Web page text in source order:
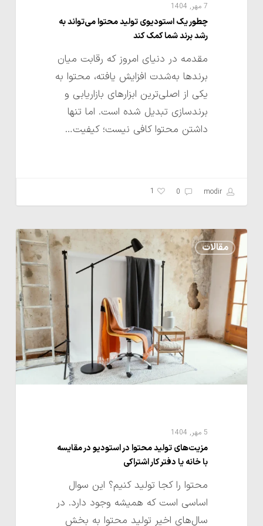
7 مهر, 1404
چطور یک استودیوی تولید محتوا می‌تواند به
رشد برند شما کمک کند
مقدمه در دنیای امروز که رقابت میان
برندها به‌شدت افزایش یافته، محتوا به
یکی از اصلی‌ترین ابزارهای بازاریابی و
برندسازی تبدیل شده است. اما تنها
داشتن محتوا کافی نیست؛ کیفیت…
1
مقالات
مزیت‌های
تولید
محتوا
در
استودیو
در
مقایسه
با
خانه
5 مهر, 1404
مزیت‌های تولید محتوا در استودیو در مقایسه
با خانه یا دفتر کار اشتراکی
محتوا را کجا تولید کنیم؟ این سوال
اساسی است که همیشه وجود دارد. در
سال‌های اخیر تولید محتوا به بخش